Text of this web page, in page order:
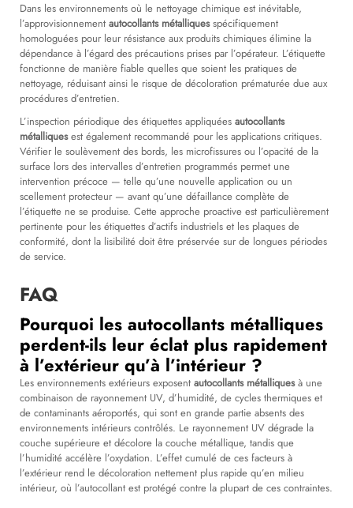
Dans les environnements où le nettoyage chimique est inévitable,
l’approvisionnement autocollants métalliquesspécifiquement
homologuées pour leur résistance aux produits chimiques élimine la
dépendance à l’égard des précautions prises par l’opérateur. L’étiquette
fonctionne de manière fiable quelles que soient les pratiques de
nettoyage, réduisant ainsi le risque de décoloration prématurée due aux
procédures d’entretien.
L’inspection périodique des étiquettes appliquées autocollants
métalliquesest également recommandé pour les applications critiques.
Vérifier le soulèvement des bords, les microfissures ou l’opacité de la
surface lors des intervalles d’entretien programmés permet une
intervention précoce — telle qu’une nouvelle application ou un
scellement protecteur — avant qu’une défaillance complète de
l’étiquette ne se produise. Cette approche proactive est particulièrement
pertinente pour les étiquettes d’actifs industriels et les plaques de
conformité, dont la lisibilité doit être préservée sur de longues périodes
de service.
FAQ
Pourquoi les autocollants métalliques
perdent-ils leur éclat plus rapidement
à l’extérieur qu’à l’intérieur ?
Les environnements extérieurs exposent autocollants métalliquesà une
combinaison de rayonnement UV, d’humidité, de cycles thermiques et
de contaminants aéroportés, qui sont en grande partie absents des
environnements intérieurs contrôlés. Le rayonnement UV dégrade la
couche supérieure et décolore la couche métallique, tandis que
l’humidité accélère l’oxydation. L’effet cumulé de ces facteurs à
l’extérieur rend le décoloration nettement plus rapide qu’en milieu
intérieur, où l’autocollant est protégé contre la plupart de ces contraintes.